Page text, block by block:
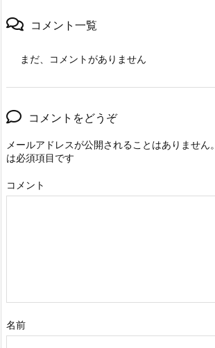
コメント一覧
まだ、コメントがありません
コメントをどうぞ
メールアドレスが公開されることはありません。
は必須項目です
コメント
名前